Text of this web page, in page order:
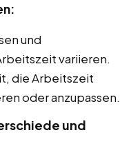
und
variieren.
die Arbeitszeit
oder anzupassen.
und